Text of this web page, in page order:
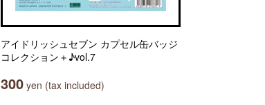
アイドリッシュセブン カプセル缶バッジ
コレクション＋♪vol.7
300 yen (tax included)